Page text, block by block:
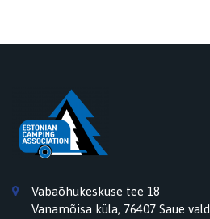
Vabaõhukeskuse tee 18
Vanamõisa küla, 76407 Saue vald